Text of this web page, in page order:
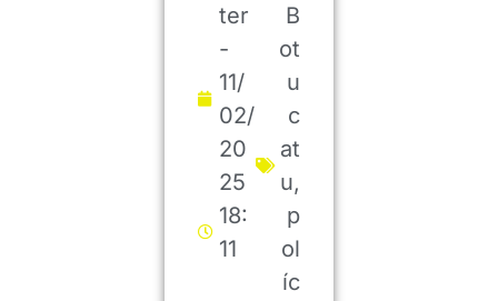
ter
-
11/
02/
20
25
18:
11
B
ot
u
c
at
u,
p
ol
íc